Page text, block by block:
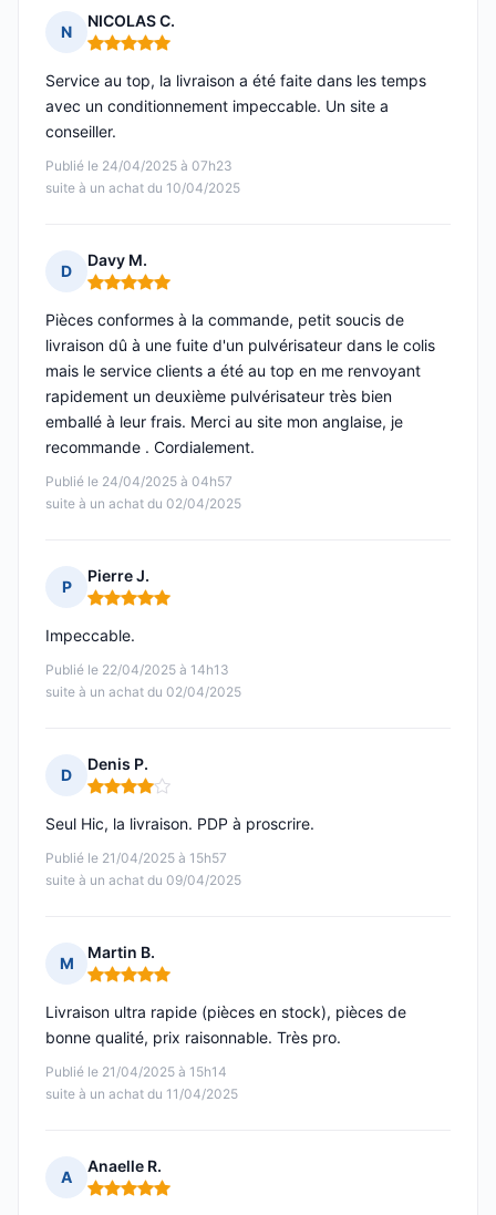
N
NICOLAS C.
Note : 5 sur 5
Publié le 24/04/2025 à 07h23
suite à un achat du 10/04/2025
Service au top, la livraison a été faite dans les temps
avec un conditionnement impeccable. Un site a
conseiller.
D
Davy M.
Note : 5 sur 5
Publié le 24/04/2025 à 04h57
suite à un achat du 02/04/2025
Pièces conformes à la commande, petit soucis de
livraison dû à une fuite d'un pulvérisateur dans le colis
mais le service clients a été au top en me renvoyant
rapidement un deuxième pulvérisateur très bien
emballé à leur frais. Merci au site mon anglaise, je
recommande . Cordialement.
P
Pierre J.
Note : 5 sur 5
Publié le 22/04/2025 à 14h13
suite à un achat du 02/04/2025
Impeccable.
D
Denis P.
Note : 4 sur 5
Publié le 21/04/2025 à 15h57
suite à un achat du 09/04/2025
Seul Hic, la livraison. PDP à proscrire.
M
Martin B.
Note : 5 sur 5
Publié le 21/04/2025 à 15h14
suite à un achat du 11/04/2025
Livraison ultra rapide (pièces en stock), pièces de
bonne qualité, prix raisonnable. Très pro.
A
Anaelle R.
Note : 5 sur 5